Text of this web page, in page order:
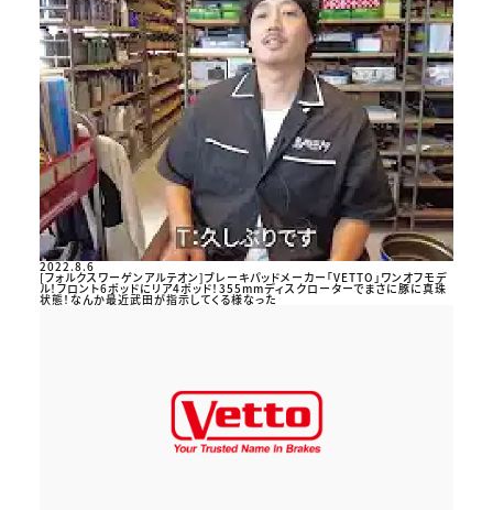
2022.8.6
[フォルクスワーゲンアルテオン]ブレーキパッドメーカー「VETTO」ワンオフモデ
ル！フロント6ポッドにリア4ポッド！355mmディスクローターでまさに豚に真珠
状態！なんか最近武田が指示してくる様なった